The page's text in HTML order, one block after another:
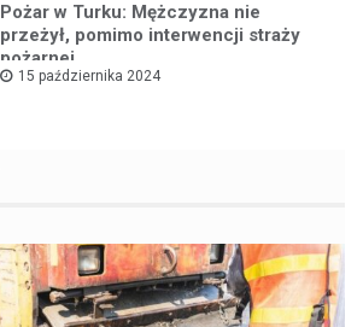
Pożar w Turku: Mężczyzna nie
przeżył, pomimo interwencji straży
pożarnej
15 października 2024